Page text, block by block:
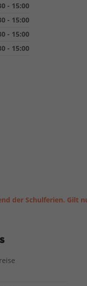
- 15:00
- 15:00
- 15:00
- 15:00
der Schulferien. Gilt